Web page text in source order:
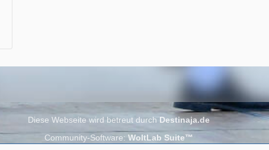
Diese Webseite wird betreut durch Destinaja.de
Community-Software: WoltLab Suite™